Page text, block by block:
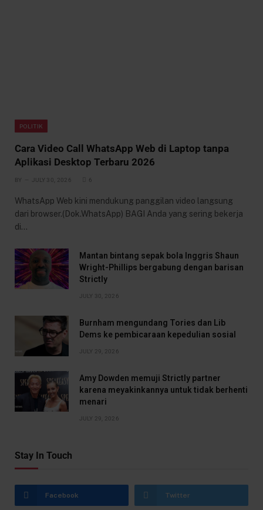
POLITIK
Cara Video Call WhatsApp Web di Laptop tanpa
Aplikasi Desktop Terbaru 2026
BY JULY 30, 2026 6
WhatsApp Web kini mendukung panggilan video langsung
dari browser.(Dok.WhatsApp) BAGI Anda yang sering bekerja
di…
Mantan bintang sepak bola Inggris Shaun
Wright-Phillips bergabung dengan barisan
Strictly
JULY 30, 2026
Burnham mengundang Tories dan Lib
Dems ke pembicaraan kepedulian sosial
JULY 29, 2026
Amy Dowden memuji Strictly partner
karena meyakinkannya untuk tidak berhenti
menari
JULY 29, 2026
Stay In Touch
Facebook Twitter